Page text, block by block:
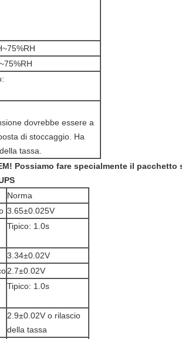
dovrebbe essere a
di stoccaggio. Ha
tassa.
Possiamo fare specialmente il pacchetto
Norma
3.65±0.025V
Tipico: 1.0s
3.34±0.02V
2.7±0.02V
Tipico: 1.0s
2.9±0.02V o rilascio
della tassa